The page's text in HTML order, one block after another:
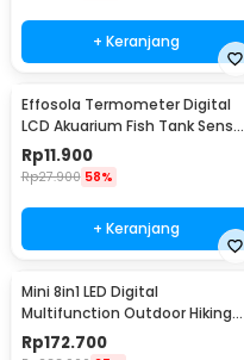
+ Keranjang
Effosola Termometer Digital
LCD Akuarium Fish Tank Sensor
Kabel 1M - TPM-10
Rp11.900
Rp27.900 58%
+ Keranjang
Mini 8in1 LED Digital
Multifunction Outdoor Hiking
Camping Compass - RV77
Rp172.700